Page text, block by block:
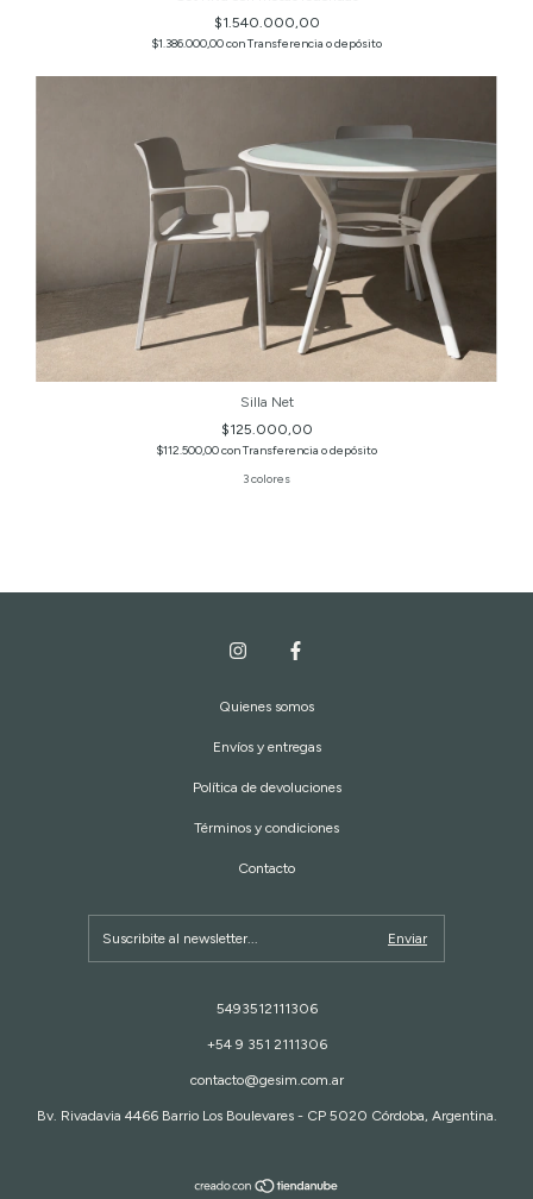
$1.540.000,00
$1.386.000,00conTransferencia o depósito
Silla Net
$125.000,00
$112.500,00conTransferencia o depósito
3 colores
Quienes somos
Envíos y entregas
Política de devoluciones
Términos y condiciones
Contacto
5493512111306
+54 9 351 2111306
contacto@gesim.com.ar
Bv. Rivadavia 4466 Barrio Los Boulevares - CP 5020 Córdoba, Argentina.